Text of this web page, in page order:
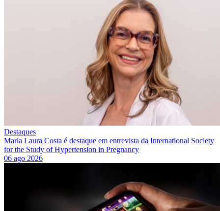
Destaques
Maria Laura Costa é destaque em entrevista da International Society
for the Study of Hypertension in Pregnancy
06 ago 2026